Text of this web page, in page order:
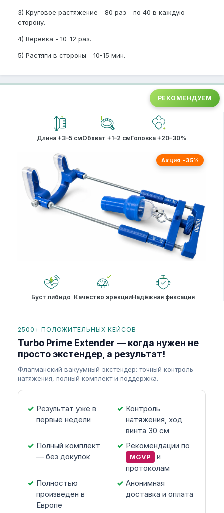
3) Круговое растяжение - 80 раз - по 40 в каждую
сторону.
4) Веревка - 10-12 раз.
5) Растяги в стороны - 10-15 мин.
РЕКОМЕНДУЕМ
Длина +3–5 смОбхват +1–2 смГоловка +20–30%
Акция −35%
Буст либидо Качество эрекцииНадёжная фиксация
2500+ ПОЛОЖИТЕЛЬНЫХ КЕЙСОВ
Turbo Prime Extender — когда нужен не
просто экстендер, а результат!
Флагманский вакуумный экстендер: точный контроль
натяжения, полный комплект и поддержка.
Результат уже в
первые недели
Контроль
натяжения, ход
винта 30 см
Полный комплект
— без докупок
Рекомендации по
MGVP
и
протоколам
Полностью
произведен в
Европе
Анонимная
доставка и оплата